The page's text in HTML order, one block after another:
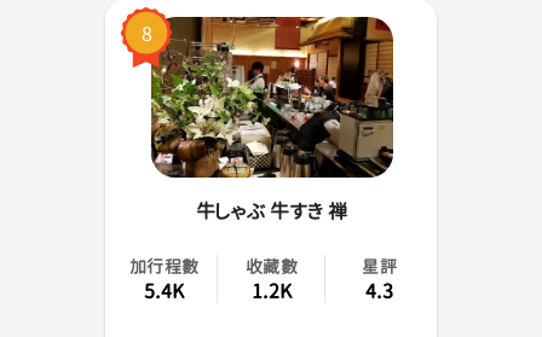
8
牛しゃぶ 牛すき 禅
加行程數
5.4K
收藏數
1.2K
星評
4.3